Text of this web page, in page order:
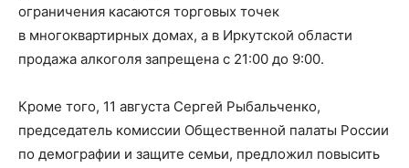
ограничения касаются торговых точек
в многоквартирных домах, а в Иркутской области
продажа алкоголя запрещена с 21:00 до 9:00.
Кроме того, 11 августа Сергей Рыбальченко,
председатель комиссии Общественной палаты России
по демографии и защите семьи, предложил повысить